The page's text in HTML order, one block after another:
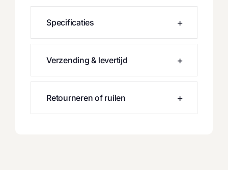
Specificaties
Verzending & levertijd
Retourneren of ruilen